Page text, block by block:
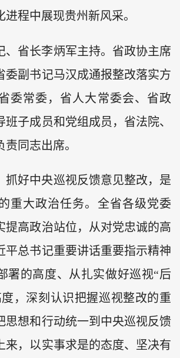
程中展现贵州新风采。
、省长李炳军主持。省政协主席
委副书记马汉成通报整改落实方
委常委，省人大常委会、省政
班子成员和党组成员，省法院、
同志出席。
抓好中央巡视反馈意见整改，是
重大政治任务。全省各级党委
提高政治站位，从对党忠诚的高
平总书记重要讲话重要指示精神
署的高度、从扎实做好巡视“后
，深刻认识把握巡视整改的重
思想和行动统一到中央巡视反馈
来，以实事求是的态度、坚决有